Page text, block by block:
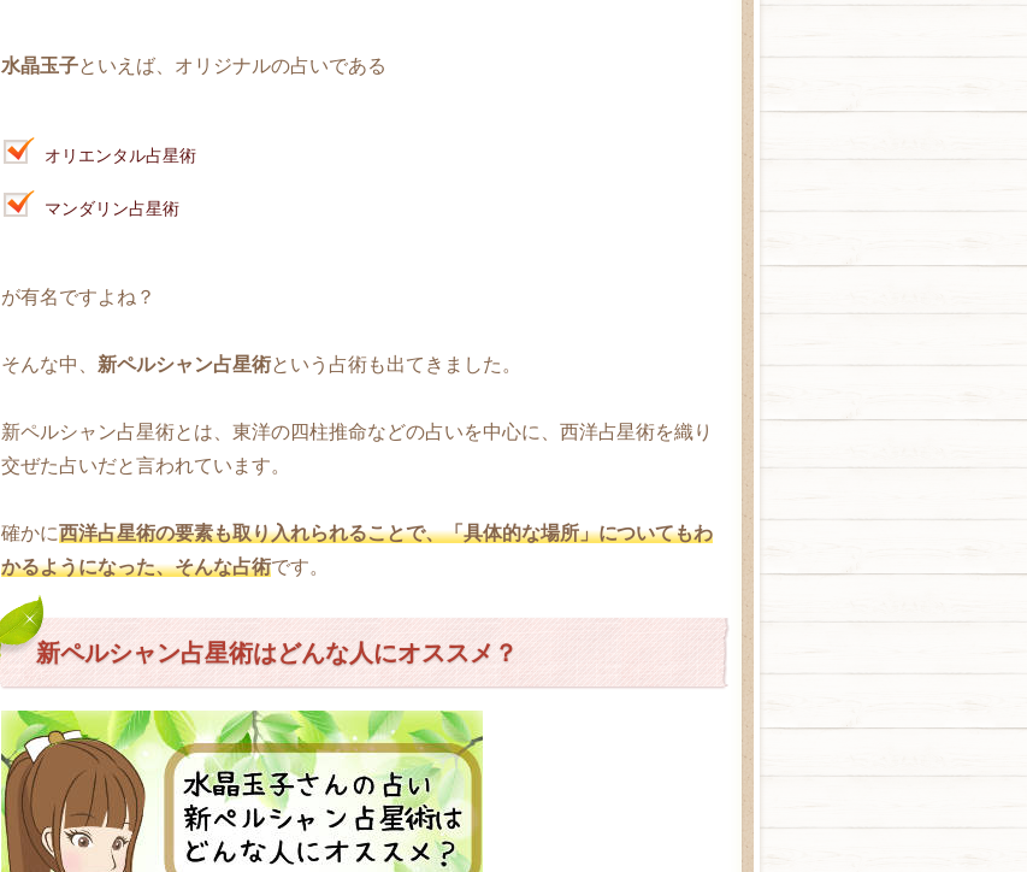
水晶玉子といえば、オリジナルの占いである
オリエンタル占星術
マンダリン占星術
が有名ですよね？
そんな中、 新ペルシャン占星術という占術も出てきました。
新ペルシャン占星術とは、東洋の四柱推命などの占いを中心に、西洋占星術を織り
交ぜた占いだと言われています。
確かに西洋占星術の要素も取り入れられることで、「具体的な場所」についてもわ
かるようになった、そんな占術です。
新ペルシャン占星術はどんな人にオススメ？